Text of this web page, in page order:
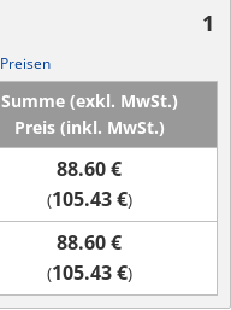
1
Preisen
Summe (exkl. MwSt.)
Preis (inkl. MwSt.)
88.60 €
(105.43 €)
88.60 €
(105.43 €)